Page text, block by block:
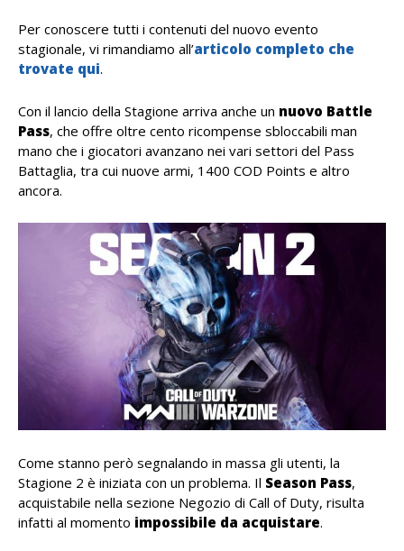
Per conoscere tutti i contenuti del nuovo evento
stagionale, vi rimandiamo all’articolo completo che
trovate qui.
Con il lancio della Stagione arriva anche un nuovo Battle
Pass, che offre oltre cento ricompense sbloccabili man
mano che i giocatori avanzano nei vari settori del Pass
Battaglia, tra cui nuove armi, 1400 COD Points e altro
ancora.
Come stanno però segnalando in massa gli utenti, la
Stagione 2 è iniziata con un problema. Il Season Pass,
acquistabile nella sezione Negozio di Call of Duty, risulta
infatti al momento impossibile da acquistare.